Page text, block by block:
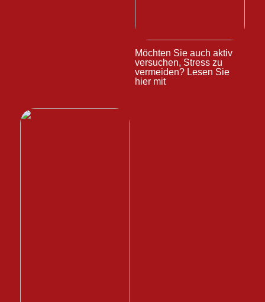
Möchten Sie auch aktiv
versuchen, Stress zu
vermeiden? Lesen Sie
hier mit